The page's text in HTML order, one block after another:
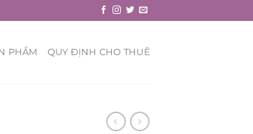
PHẨM QUY ĐỊNH CHO THUÊ